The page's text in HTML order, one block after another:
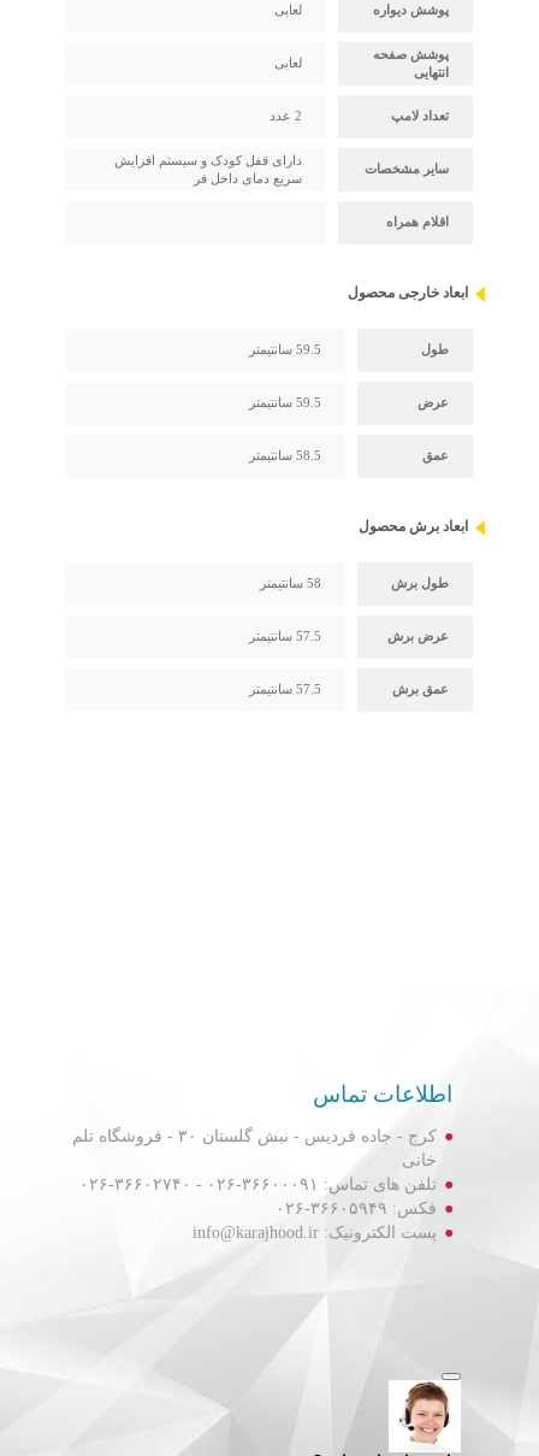
پوشش دیواره لعابی
پوشش صفحه
انتهایی
لعابی
تعداد لامپ 2 عدد
سایر مشخصات
دارای قفل کودک و سیستم افزایش
سریع دمای داخل فر
اقلام همراه
ابعاد خارجی محصول
طول 59.5 سانتیمتر
عرض 59.5 سانتیمتر
عمق 58.5 سانتیمتر
ابعاد برش محصول
طول برش 58 سانتیمتر
عرض برش 57.5 سانتیمتر
عمق برش 57.5 سانتیمتر
اطلاعات تماس
کرج - جاده فردیس - نبش گلستان ۳۰ - فروشگاه تلم
خانی
تلفن های تماس: ۳۶۶۰۰۰۹۱-۰۲۶ - ۳۶۶۰۲۷۴۰-۰۲۶
فکس: ۳۶۶۰۵۹۴۹-۰۲۶
پست الکترونیک: info@karajhood.ir